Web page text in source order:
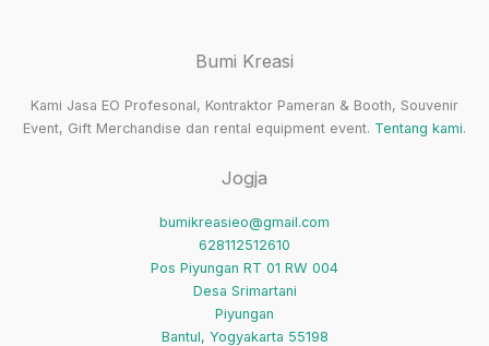
Bumi Kreasi
Kami Jasa EO Profesonal, Kontraktor Pameran & Booth, Souvenir
Event, Gift Merchandise dan rental equipment event. Tentang kami.
Jogja
bumikreasieo@gmail.com
628112512610
Pos Piyungan RT 01 RW 004
Desa Srimartani
Piyungan
Bantul, Yogyakarta 55198